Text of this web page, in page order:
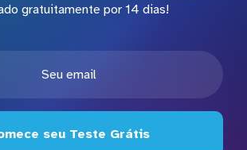
gratuitamente por 14 dias!
seu Teste Grátis